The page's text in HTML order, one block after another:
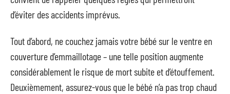
d’éviter des accidents imprévus.
Tout d’abord, ne couchez jamais votre bébé sur le ventre en
couverture d’emmaillotage – une telle position augmente
considérablement le risque de mort subite et d’étouffement.
Deuxièmement, assurez-vous que le bébé n’a pas trop chaud